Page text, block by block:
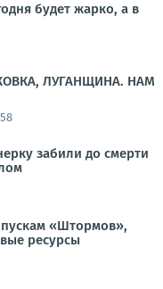
будет жарко, а в
ЛУГАНЩИНА. НАМ
забили до смерти
«Штормов»,
ресурсы